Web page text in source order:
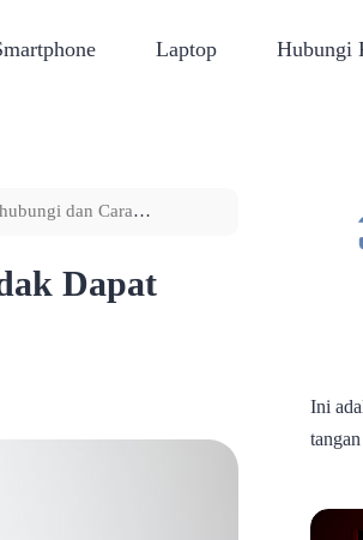
Laptop Hubungi
dan Cara
Dapat
Ini